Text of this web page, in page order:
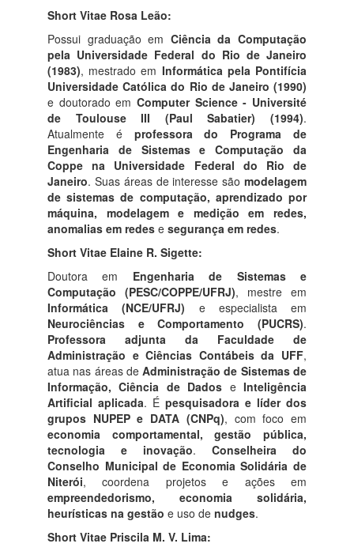
Short Vitae Rosa Leão:
Possui graduação em Ciência da Computação
pela Universidade Federal do Rio de Janeiro
(1983), mestrado em Informática pela Pontifícia
Universidade Católica do Rio de Janeiro (1990)
e doutorado em Computer Science - Université
de Toulouse III (Paul Sabatier) (1994).
Atualmente é professora do Programa de
Engenharia de Sistemas e Computação da
Coppe na Universidade Federal do Rio de
Janeiro. Suas áreas de interesse são modelagem
de sistemas de computação, aprendizado por
máquina, modelagem e medição em redes,
anomalias em redes e segurança em redes.
Short Vitae Elaine R. Sigette:
Doutora em Engenharia de Sistemas e
Computação (PESC/COPPE/UFRJ), mestre em
Informática (NCE/UFRJ) e especialista em
Neurociências e Comportamento (PUCRS).
Professora adjunta da Faculdade de
Administração e Ciências Contábeis da UFF,
atua nas áreas deAdministração de Sistemas de
Informação, Ciência de Dados eInteligência
Artificial aplicada. É pesquisadora e líder dos
grupos NUPEP e DATA (CNPq), com foco em
economia comportamental, gestão pública,
tecnologia e inovação. Conselheira do
Conselho Municipal de Economia Solidária de
Niterói, coordena projetos e ações em
empreendedorismo, economia solidária,
heurísticas na gestão e uso de nudges.
Short Vitae Priscila M. V. Lima: